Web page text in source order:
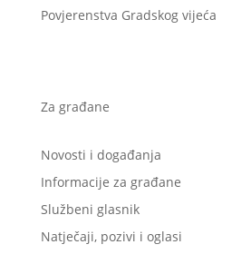
Povjerenstva Gradskog vijeća
Za građane
Novosti i događanja
Informacije za građane
Službeni glasnik
Natječaji, pozivi i oglasi